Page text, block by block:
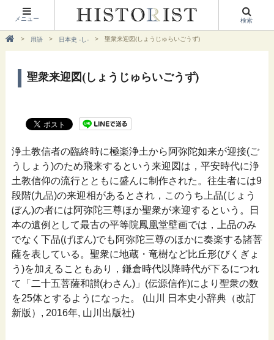
メニュー 検索
用語 日本史 -し- 聖衆来迎図(しょうじゅらいごうず)
聖衆来迎図(しょうじゅらいごうず)
浄土教信者の臨終時に極楽浄土から阿弥陀如来が迎接(ご
うしょう)のため飛来するという来迎図は，平安時代に浄
土教信仰の流行とともに盛んに制作された。往生者には9
段階(九品)の来迎相があるとされ，このうち上品(じょう
ぼん)の者には阿弥陀三尊ほか聖衆が来迎するという。日
本の遺例として最古の平等院鳳凰堂壁画では，上品のみ
でなく下品(げぼん)でも阿弥陀三尊のほかに奏楽する諸菩
薩を表している。聖衆に地蔵・竜樹など比丘形(びくぎょ
う)を加えることもあり，鎌倉時代以降時代が下るにつれ
て「二十五菩薩和讃(わさん)」(伝源信作)により聖衆の数
を25体とするようになった。 (山川 日本史小辞典（改訂
新版）, 2016年, 山川出版社)